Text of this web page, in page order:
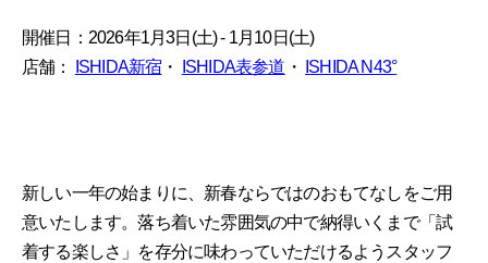
開催日：2026年1月3日(土) - 1月10日(土)
店舗：
ISHIDA新宿 ・ ISHIDA表参道 ・ ISHIDA N43°
新しい一年の始まりに、新春ならではのおもてなしをご用
意いたします。落ち着いた雰囲気の中で納得いくまで「試
着する楽しさ」を存分に味わっていただけるようスタッフ